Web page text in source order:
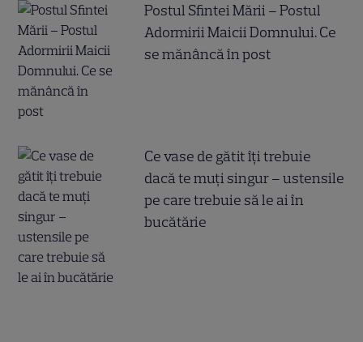
Postul Sfintei Mării – Postul
Adormirii Maicii Domnului. Ce
se mănâncă în post
Ce vase de gătit îți trebuie
dacă te muți singur – ustensile
pe care trebuie să le ai în
bucătărie